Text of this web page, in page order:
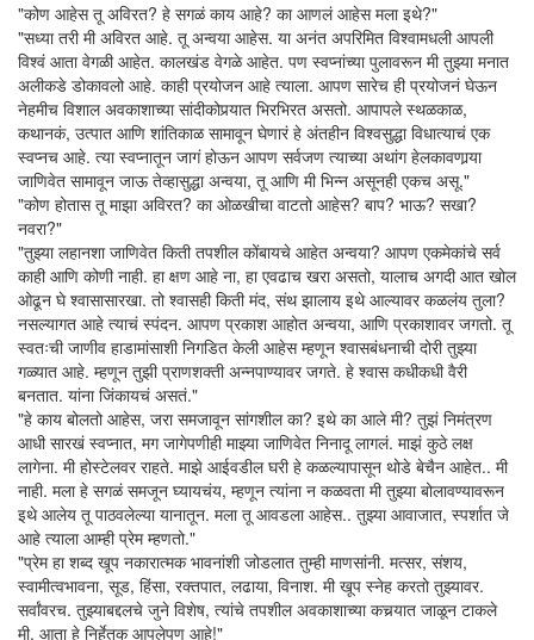
"कोण आहेस तू अविरत? हे सगळं काय आहे? का आणलं आहेस मला इथे?"
"सध्या तरी मी अविरत आहे. तू अन्वया आहेस. या अनंत अपरिमित विश्वामधली आपली
विश्वं आता वेगळी आहेत. कालखंड वेगळे आहेत. पण स्वप्नांच्या पुलावरून मी तुझ्या मनात
अलीकडे डोकावलो आहे. काही प्रयोजन आहे त्याला. आपण सारेच ही प्रयोजनं घेऊन
नेहमीच विशाल अवकाशाच्या सांदीकोपर्‍यात भिरभिरत असतो. आपापले स्थळकाळ,
कथानकं, उत्पात आणि शांतिकाळ सामावून घेणारं हे अंतहीन विश्वसुद्धा विधात्याचं एक
स्वप्नच आहे. त्या स्वप्नातून जागं होऊन आपण सर्वजण त्याच्या अथांग हेलकावणार्‍या
जाणिवेत सामावून जाऊ तेव्हासुद्धा अन्वया, तू आणि मी भिन्न असूनही एकच असू."
"कोण होतास तू माझा अविरत? का ओळखीचा वाटतो आहेस? बाप? भाऊ? सखा?
नवरा?"
"तुझ्या लहानशा जाणिवेत किती तपशील कोंबायचे आहेत अन्वया? आपण एकमेकांचे सर्व
काही आणि कोणी नाही. हा क्षण आहे ना, हा एवढाच खरा असतो, यालाच अगदी आत खोल
ओढून घे श्वासासारखा. तो श्वासही किती मंद, संथ झालाय इथे आल्यावर कळलंय तुला?
नसल्यागत आहे त्याचं स्पंदन. आपण प्रकाश आहोत अन्वया, आणि प्रकाशावर जगतो. तू
स्वतःची जाणीव हाडामांसाशी निगडित केली आहेस म्हणून श्वासबंधनाची दोरी तुझ्या
गळ्यात आहे. म्हणून तुझी प्राणशक्ती अन्नपाण्यावर जगते. हे श्वास कधीकधी वैरी
बनतात. यांना जिंकायचं असतं."
"हे काय बोलतो आहेस, जरा समजावून सांगशील का? इथे का आले मी? तुझं निमंत्रण
आधी सारखं स्वप्नात, मग जागेपणीही माझ्या जाणिवेत निनादू लागलं. माझं कुठे लक्ष
लागेना. मी होस्टेलवर राहते. माझे आईवडील घरी हे कळल्यापासून थोडे बेचैन आहेत.. मी
नाही. मला हे सगळं समजून घ्यायचंय, म्हणून त्यांना न कळवता मी तुझ्या बोलावण्यावरून
इथे आलेय तू पाठवलेल्या यानातून. मला तू आवडला आहेस.. तुझ्या आवाजात, स्पर्शात जे
आहे त्याला आम्ही प्रेम म्हणतो."
"प्रेम हा शब्द खूप नकारात्मक भावनांशी जोडलात तुम्ही माणसांनी. मत्सर, संशय,
स्वामीत्वभावना, सूड, हिंसा, रक्तपात, लढाया, विनाश. मी खूप स्नेह करतो तुझ्यावर.
सर्वांवरच. तुझ्याबद्दलचे जुने विशेष, त्यांचे तपशील अवकाशाच्या कचर्‍यात जाळून टाकले
मी. आता हे निर्हेतुक आपलेपण आहे!"